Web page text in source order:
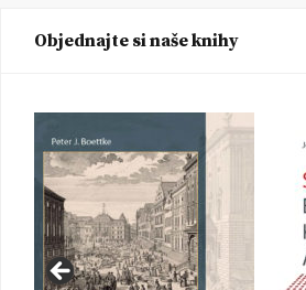
Objednajte si naše knihy